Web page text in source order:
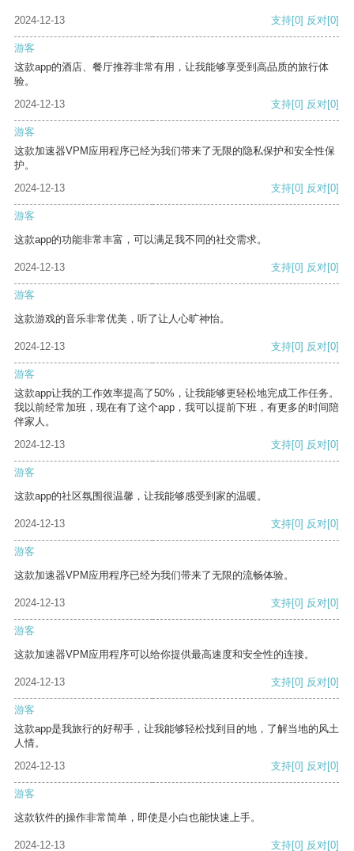
2024-12-13 支持[0] 反对[0]
游客
这款app的酒店、餐厅推荐非常有用，让我能够享受到高品质的旅行体
验。
2024-12-13
支持[0] 反对[0]
游客
这款加速器VPM应用程序已经为我们带来了无限的隐私保护和安全性保
护。
2024-12-13
支持[0] 反对[0]
游客
这款app的功能非常丰富，可以满足我不同的社交需求。
2024-12-13 支持[0] 反对[0]
游客
这款游戏的音乐非常优美，听了让人心旷神怡。
2024-12-13 支持[0] 反对[0]
游客
这款app让我的工作效率提高了50%，让我能够更轻松地完成工作任务。
我以前经常加班，现在有了这个app，我可以提前下班，有更多的时间陪
伴家人。
2024-12-13
支持[0] 反对[0]
游客
这款app的社区氛围很温馨，让我能够感受到家的温暖。
2024-12-13 支持[0] 反对[0]
游客
这款加速器VPM应用程序已经为我们带来了无限的流畅体验。
2024-12-13 支持[0] 反对[0]
游客
这款加速器VPM应用程序可以给你提供最高速度和安全性的连接。
2024-12-13 支持[0] 反对[0]
游客
这款app是我旅行的好帮手，让我能够轻松找到目的地，了解当地的风土
人情。
2024-12-13
支持[0] 反对[0]
游客
这款软件的操作非常简单，即使是小白也能快速上手。
2024-12-13 支持[0] 反对[0]